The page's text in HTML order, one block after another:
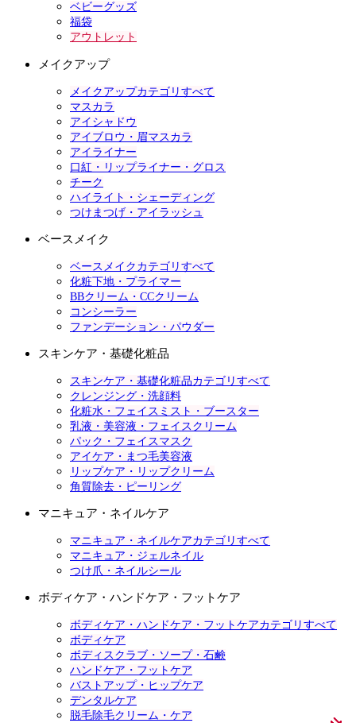
ベビーグッズ
福袋
アウトレット
メイクアップ
メイクアップカテゴリすべて
マスカラ
アイシャドウ
アイブロウ・眉マスカラ
アイライナー
口紅・リップライナー・グロス
チーク
ハイライト・シェーディング
つけまつげ・アイラッシュ
ベースメイク
ベースメイクカテゴリすべて
化粧下地・プライマー
BBクリーム・CCクリーム
コンシーラー
ファンデーション・パウダー
スキンケア・基礎化粧品
スキンケア・基礎化粧品カテゴリすべて
クレンジング・洗顔料
化粧水・フェイスミスト・ブースター
乳液・美容液・フェイスクリーム
パック・フェイスマスク
アイケア・まつ毛美容液
リップケア・リップクリーム
角質除去・ピーリング
マニキュア・ネイルケア
マニキュア・ネイルケアカテゴリすべて
マニキュア・ジェルネイル
つけ爪・ネイルシール
ボディケア・ハンドケア・フットケア
ボディケア・ハンドケア・フットケアカテゴリすべて
ボディケア
ボディスクラブ・ソープ・石鹸
ハンドケア・フットケア
バストアップ・ヒップケア
デンタルケア
脱毛除毛クリーム・ケア